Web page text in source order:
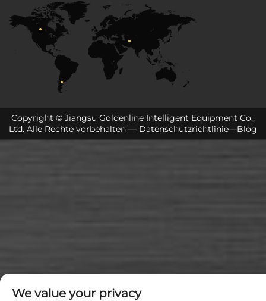
Copyright © Jiangsu Goldenline Intelligent Equipment Co.,
Ltd. Alle Rechte vorbehalten — Datenschutzrichtlinie—Blog
We value your privacy